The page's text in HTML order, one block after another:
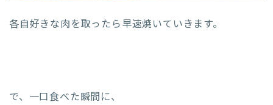
各自好きな肉を取ったら早速焼いていきます。
で、一口食べた瞬間に、